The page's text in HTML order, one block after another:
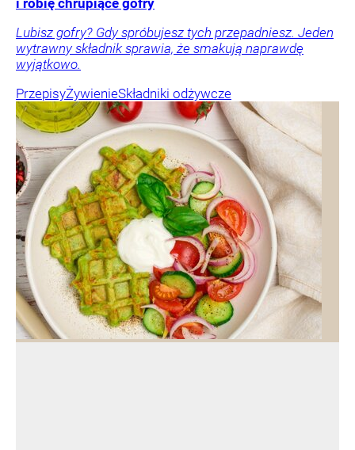
i robię chrupiące gofry
Lubisz gofry? Gdy spróbujesz tych przepadniesz. Jeden
wytrawny składnik sprawia, że smakują naprawdę
wyjątkowo.
PrzepisyŻywienieSkładniki odżywcze